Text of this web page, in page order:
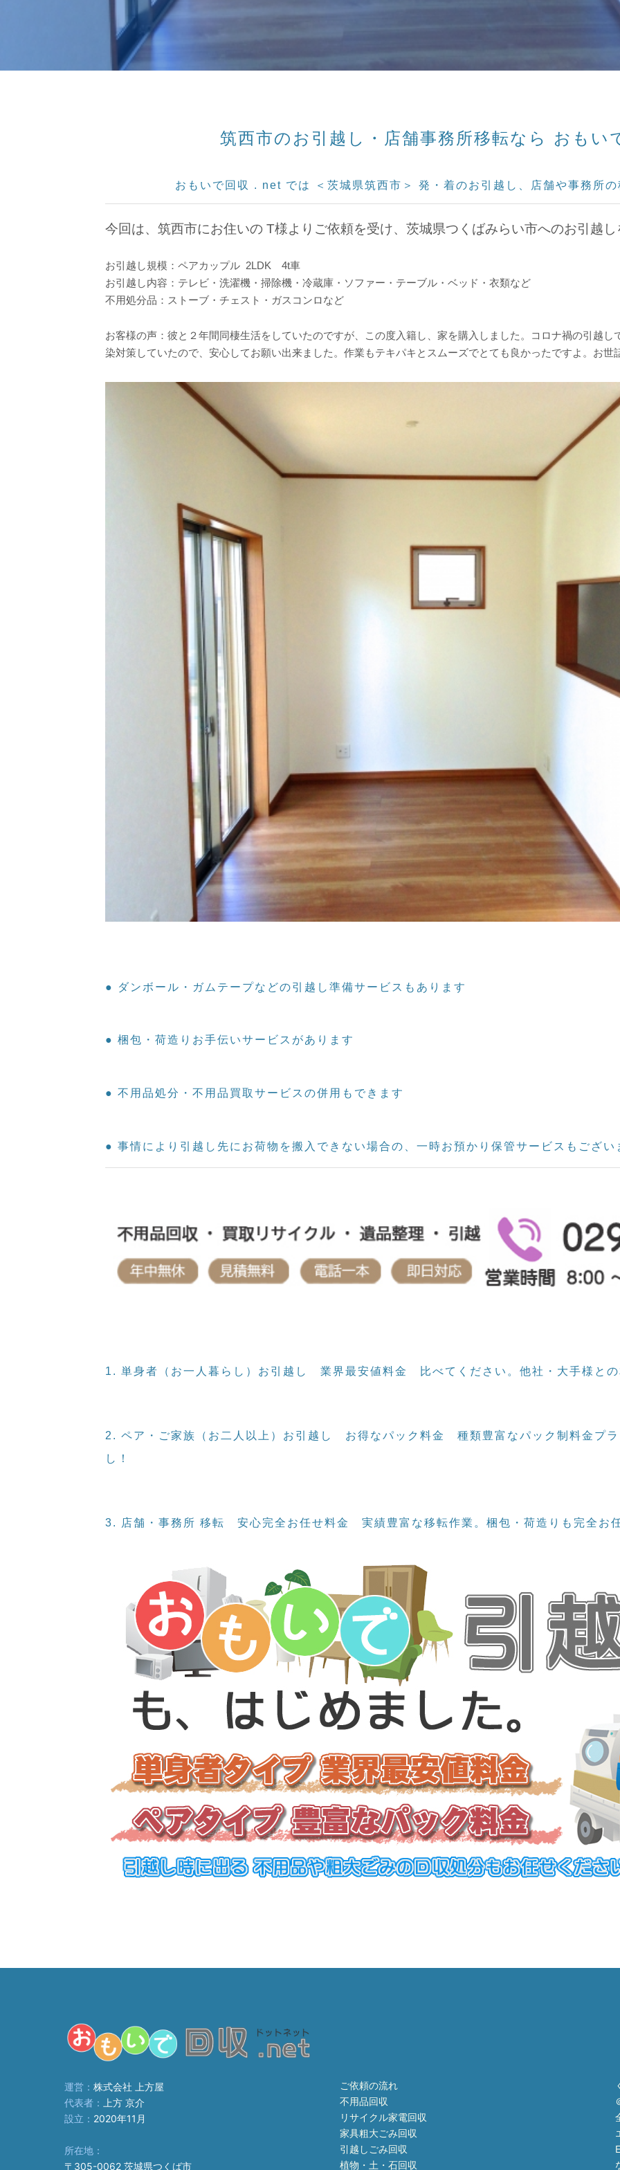
筑西市のお引越し・店舗事務所移転なら おもい
おもいで回収 . net では ＜茨城県筑西市＞ 発・着のお引越し、店舗や事務所
今回は、筑西市にお住いの T様よりご依頼を受け、茨城県つくばみらい市へのお引越
お引越し規模：ペアカップル 2LDK 4t車
お引越し内容：テレビ・洗濯機・掃除機・冷蔵庫・ソファー・テーブル・ベッド・衣類など
不用処分品：ストーブ・チェスト・ガスコンロなど
お客様の声：彼と２年間同棲生活をしていたのですが、この度入籍し、家を購入しました。コロナ禍の引越
染対策していたので、安心してお願い出来ました。作業もテキパキとスムーズでとても良かったですよ。お世
● ダンボール・ガムテープなどの引越し準備サービスもあります
● 梱包・荷造りお手伝いサービスがあります
● 不用品処分・不用品買取サービスの併用もできます
● 事情により引越し先にお荷物を搬入できない場合の、一時お預かり保管サービスもござい
1. 単身者（お一人暮らし）お引越し 業界最安値料金 比べてください。他社・大手様と
2. ペア・ご家族（お二人以上）お引越し お得なパック料金 種類豊富なパック制料金プ
し！
3. 店舗・事務所 移転 安心完全お任せ料金 実績豊富な移転作業。梱包・荷造りも完全お
運営：株式会社 上方屋
代表者：
上方 京介
設立： 2020年11月
所在地：
〒305-0062 茨城県つくば市
ご依頼の流れ
不用品回収
リサイクル家電回収
家具粗大ごみ回収
引越しごみ回収
植物・土・石回収